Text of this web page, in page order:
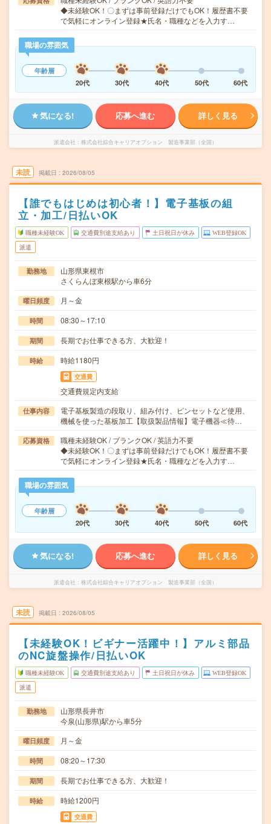
◆未経験OK！〇まずは事前登録だけでもOK！履歴書不要
で気軽にオンライン登録★氏名・職種などを入力す…
職場の雰囲気
年齢層
20代
30代 40代 50代 60代
気になる! 応募へ進む 詳しく見る
派遣会社 株式会社綜合キャリアオプション 製造事業部（全国）
未読 掲載日 2026/08/05
【誰でもはじめは初心者！】電子基板の組
立・加工/日払いOK
職種未経験OK 交通費別途支給あり 土日祝日が休み WEB登録OK
派遣
勤務地
山形県東根市
さくらんぼ東根駅から車6分
曜日頻度 月～金
時間 08:30～17:10
期間 長期でお仕事できる方、大歓迎！
時給 時給1180円
交通費
交通費規定内支給
仕事内容
電子基板製造の段取り、組み付け、ピンセットなど使用、
機械を使った基板加工【取扱製品情報】電子機器≪待…
応募資格
職種未経験OK / ブランクOK / 英語力不要
◆未経験OK！〇まずは事前登録だけでもOK！履歴書不要
で気軽にオンライン登録★氏名・職種などを入力す…
職場の雰囲気
年齢層
20代
30代 40代 50代 60代
気になる! 応募へ進む 詳しく見る
派遣会社 株式会社綜合キャリアオプション 製造事業部（全国）
未読 掲載日 2026/08/05
【未経験OK！ビギナー活躍中！】アルミ部品
のNC旋盤操作/日払いOK
職種未経験OK 交通費別途支給あり 土日祝日が休み WEB登録OK
派遣
勤務地
山形県長井市
今泉(山形県)駅から車5分
曜日頻度 月～金
時間 08:20～17:30
期間 長期でお仕事できる方、大歓迎！
時給 時給1200円
交通費